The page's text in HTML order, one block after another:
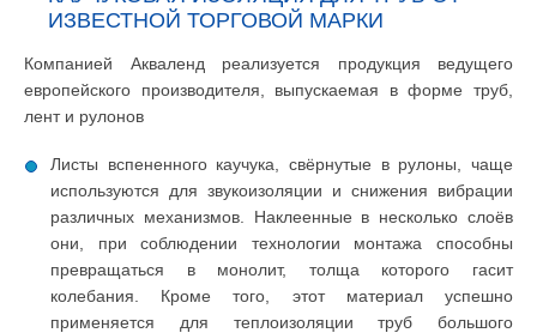
ИЗВЕСТНОЙ ТОРГОВОЙ МАРКИ
Компанией Акваленд реализуется продукция ведущего
европейского производителя, выпускаемая в форме труб,
лент и рулонов
Листы вспененного каучука, свёрнутые в рулоны, чаще
используются для звукоизоляции и снижения вибрации
различных механизмов. Наклеенные в несколько слоёв
они, при соблюдении технологии монтажа способны
превращаться в монолит, толща которого гасит
колебания. Кроме того, этот материал успешно
применяется для теплоизоляции труб большого